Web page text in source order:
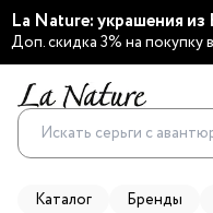
La Nature: украшения
Доп. скидка 3% на покупку
Каталог Бренды